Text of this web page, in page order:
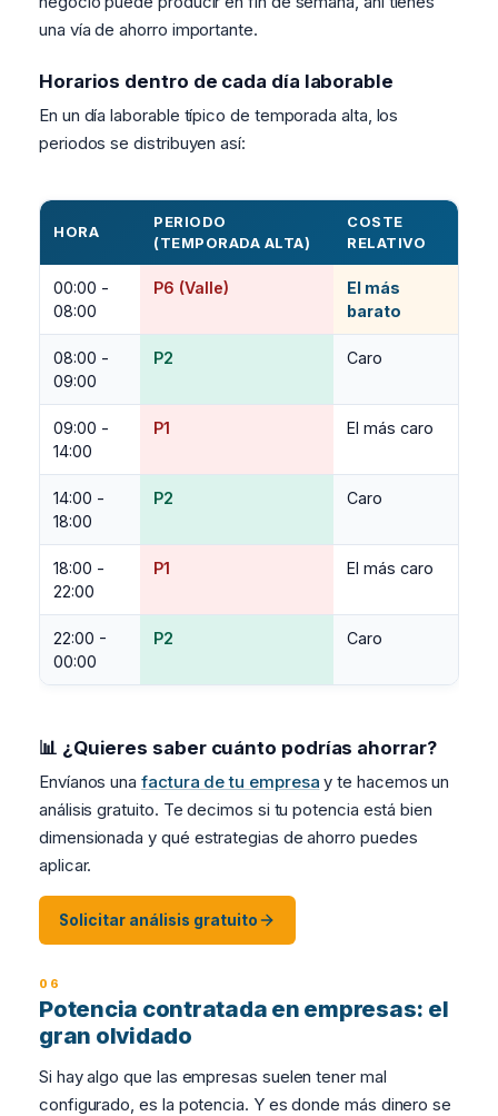
una vía de ahorro importante.
Horarios dentro de cada día laborable
En un día laborable típico de temporada alta, los
periodos se distribuyen así:
HORA
PERIODO
(TEMPORADA ALTA)
COSTE
RELATIVO
00:00 -
08:00
P6 (Valle)
El más
barato
08:00 -
09:00
P2 Caro
09:00 -
14:00
P1 El más caro
14:00 -
18:00
P2 Caro
18:00 -
22:00
P1 El más caro
22:00 -
00:00
P2 Caro
📊 ¿Quieres saber cuánto podrías ahorrar?
Envíanos unafactura de tu empresa y te hacemos un
análisis gratuito. Te decimos si tu potencia está bien
dimensionada y qué estrategias de ahorro puedes
aplicar.
Solicitar análisis gratuito
Potencia contratada en empresas: el
gran olvidado
Si hay algo que las empresas suelen tener mal
configurado, es la potencia. Y es donde más dinero se